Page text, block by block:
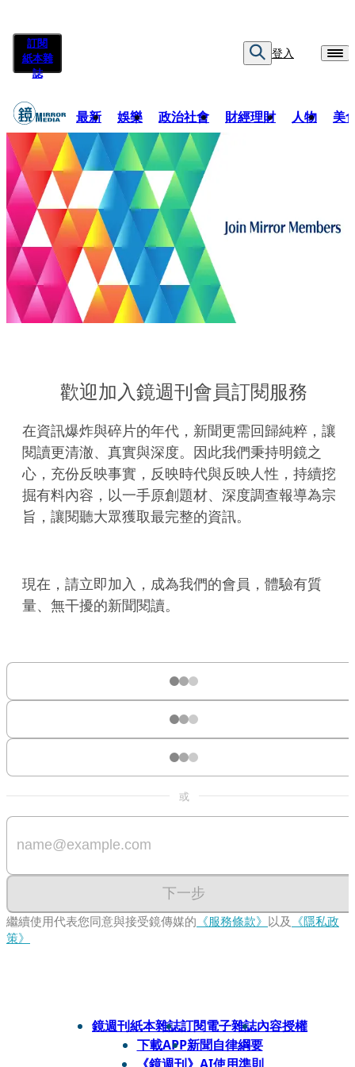
訂閱
紙本雜
誌
登入
最新 娛樂 政治社會 財經理財 人物 美
歡迎加入鏡週刊會員訂閱服務
在資訊爆炸與碎片的年代，新聞更需回歸純粹，讓
閱讀更清澈、真實與深度。因此我們秉持明鏡之
心，充份反映事實，反映時代與反映人性，持續挖
掘有料內容，以一手原創題材、深度調查報導為宗
旨，讓閱聽大眾獲取最完整的資訊。
現在，請立即加入，成為我們的會員，體驗有質
量、無干擾的新聞閱讀。
或
下一步
繼續使用代表您同意與接受鏡傳媒的 《服務條款》 以及 《隱私政
策》
鏡週刊紙本雜誌訂閱電子雜誌內容授權
下載APP新聞自律綱要